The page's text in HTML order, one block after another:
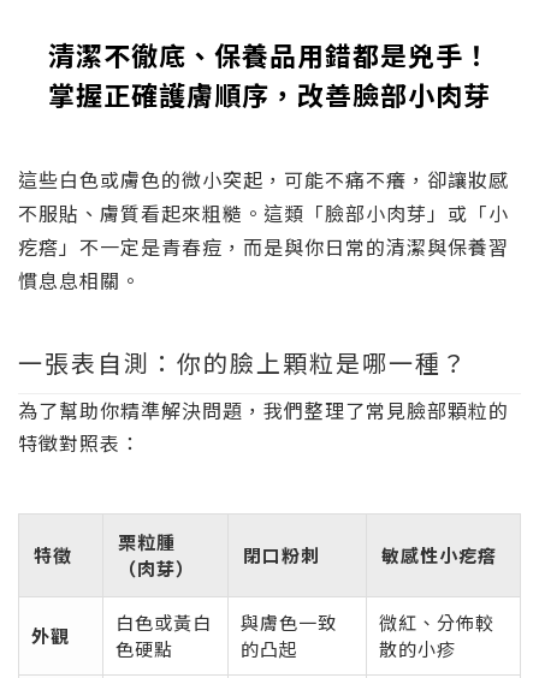
清潔不徹底、保養品用錯都是兇手！
掌握正確護膚順序，改善臉部小肉芽
這些白色或膚色的微小突起，可能不痛不癢，卻讓妝感
不服貼、膚質看起來粗糙。這類「臉部小肉芽」或「小
疙瘩」不一定是青春痘，而是與你日常的清潔與保養習
慣息息相關。
一張表自測：你的臉上顆粒是哪一種？
為了幫助你精準解決問題，我們整理了常見臉部顆粒的
特徵對照表：
特徵
栗粒腫
（肉芽）
閉口粉刺 敏感性小疙瘩
外觀
白色或黃白
色硬點
與膚色一致
的凸起
微紅、分佈較
散的小疹